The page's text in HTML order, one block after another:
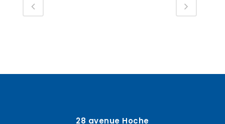
28 avenue Hoche